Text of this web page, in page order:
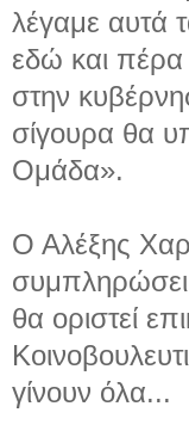
λέγαμε αυτά
εδώ και πέρα
στην
σίγουρα θα
Ομάδα».
Ο Αλέξης
θα οριστεί
γίνουν όλα...